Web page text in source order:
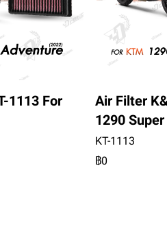
1113 For
Air Filter
1290
KT-1113
฿0